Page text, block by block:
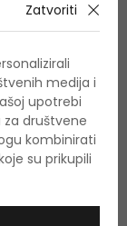
Zatvoriti
medija i
upotrebi
društvene
kombinirati
su prikupili